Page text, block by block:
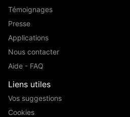
Témoignages
Presse
Applications
Nous contacter
Aide - FAQ
Liens utiles
Vos suggestions
Cookies